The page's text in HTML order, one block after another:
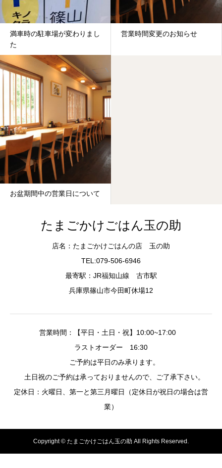
満車時の駐車場が変わりまし
た
営業時間変更のお知らせ
お盆期間中の営業日について
たまごかけごはん玉の助
店名：たまごかけごはんの店 玉の助
TEL:079-506-6946
最寄駅：JR福知山線 古市駅
兵庫県篠山市今田町休場12
営業時間：【平日・土日・祝】10:00~17:00
ラストオーダー 16:30
ご予約は平日のみ承ります。
土日祝のご予約は承っておりませんので、ご了承下さい。
定休日：火曜日、第一と第三月曜日（定休日が祝日の場合は営
業）
Copyright © たまごかけごはん玉の助 All Rights Reserved.